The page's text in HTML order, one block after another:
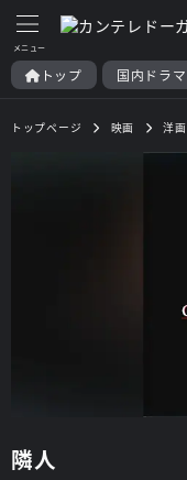
トップ 国内ドラマ
トップページ 映画 洋画
隣人